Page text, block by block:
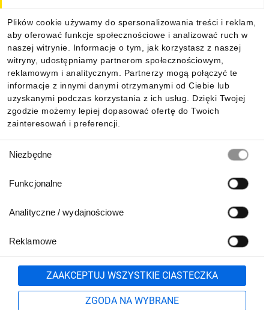
Plików cookie używamy do spersonalizowania treści i reklam,
aby oferować funkcje społecznościowe i analizować ruch w
naszej witrynie. Informacje o tym, jak korzystasz z naszej
witryny, udostępniamy partnerom społecznościowym,
reklamowym i analitycznym. Partnerzy mogą połączyć te
informacje z innymi danymi otrzymanymi od Ciebie lub
uzyskanymi podczas korzystania z ich usług. Dzięki Twojej
zgodzie możemy lepiej dopasować ofertę do Twoich
zainteresowań i preferencji.
zgody
Niezbędne
Funkcjonalne
Analityczne / wydajnościowe
Reklamowe
ZAAKCEPTUJ WSZYSTKIE CIASTECZKA
ZGODA NA WYBRANE
Informacje
Pobierz naszą aplikację mobilną:
801 500 700 lub
71 37 61 600
Formularz kontaktowy